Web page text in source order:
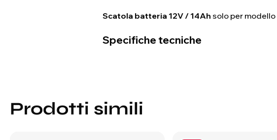
Scatola batteria 12V / 14Ah solo per modello
Specifiche tecniche
Prodotti simili